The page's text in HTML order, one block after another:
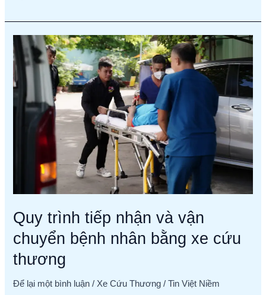
Quy trình tiếp nhận và vận
chuyển bệnh nhân bằng xe cứu
thương
Để lại một bình luận / Xe Cứu Thương /Tin Việt Niềm
Quy
trình
tiếp
nhận
và
vận